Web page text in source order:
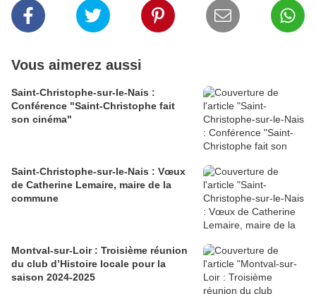
Vous aimerez aussi
Saint-Christophe-sur-le-Nais :
Conférence "Saint-Christophe fait
son cinéma"
Saint-Christophe-sur-le-Nais : Vœux
de Catherine Lemaire, maire de la
commune
Montval-sur-Loir : Troisième réunion
du club d’Histoire locale pour la
saison 2024-2025